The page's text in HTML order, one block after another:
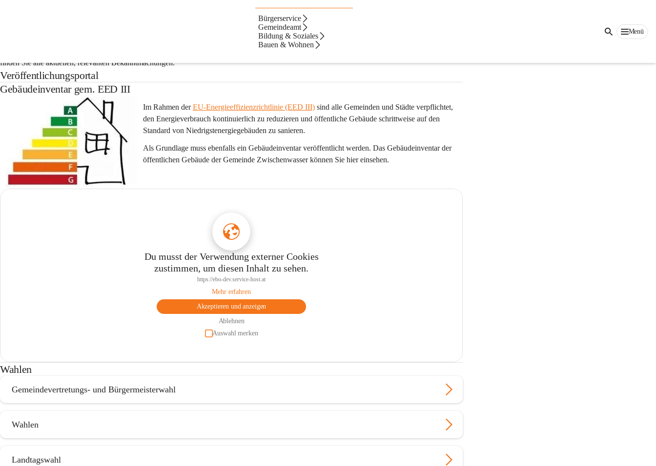
Bürgerservice
Gemeindeamt
Bildung & Soziales
Bauen & Wohnen
Menü
Gemeinden sind gesetzlich verpflichtet, Kundmachungen, Beschlüsse und Informationen zentral auf ihrer Website zu veröffentlichen. Auf dieser Seite
finden Sie alle aktuellen, relevanten Bekanntmachungen.
Veröffentlichungsportal
Gebäudeinventar gem. EED III
Im Rahmen der EU-Energieeffizienzrichtlinie (EED III) sind alle Gemeinden und Städte verpflichtet,
den Energieverbrauch kontinuierlich zu reduzieren und öffentliche Gebäude schrittweise auf den
Standard von Niedrigstenergiegebäuden zu sanieren.
Als Grundlage muss ebenfalls ein Gebäudeinventar veröffentlicht werden. Das Gebäudeinventar der
öffentlichen Gebäude der Gemeinde Zwischenwasser können Sie hier einsehen.
Du musst der Verwendung externer Cookies
zustimmen, um diesen Inhalt zu sehen.
https://ebo-dev.service-host.at
Mehr erfahren
Akzeptieren und anzeigen
Ablehnen
Auswahl merken
Wahlen
Gemeindevertretungs- und Bürgermeisterwahl
Wahlen
Landtagswahl